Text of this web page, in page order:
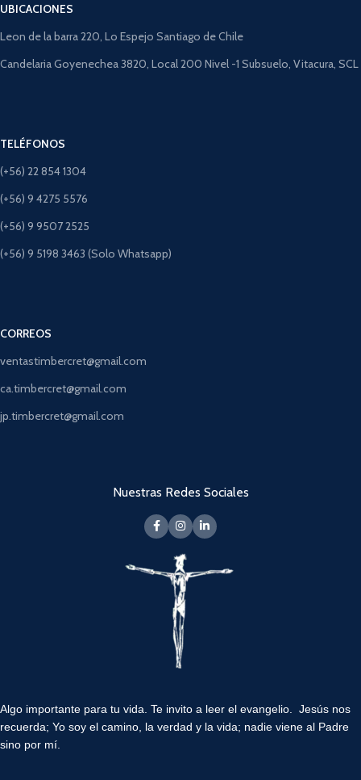
UBICACIONES
Leon de la barra 220, Lo Espejo Santiago de Chile
Candelaria Goyenechea 3820, Local 200 Nivel -1 Subsuelo, Vitacura, SCL
TELÉFONOS
(+56) 22 854 1304
(+56) 9 4275 5576
(+56) 9 9507 2525
(+56) 9 5198 3463 (Solo Whatsapp)
CORREOS
ventastimbercret@gmail.com
ca.timbercret@gmail.com
jp.timbercret@gmail.com
Nuestras Redes Sociales
Algo importante para tu vida. Te invito a leer el evangelio. Jesús nos
recuerda; Yo soy el camino, la verdad y la vida; nadie viene al Padre
sino por mí.